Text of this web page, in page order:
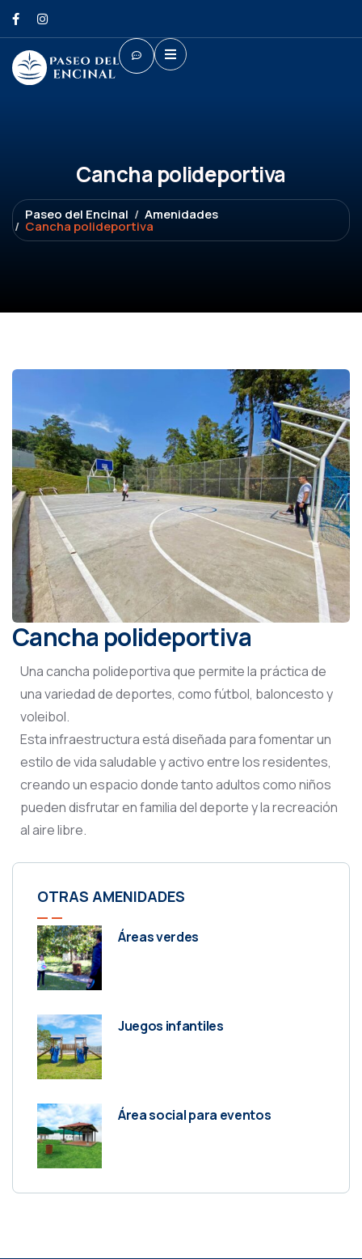
Cancha polideportiva
Paseo del Encinal Amenidades
Cancha polideportiva
Cancha polideportiva
Una cancha polideportiva que permite la práctica de
una variedad de deportes, como fútbol, baloncesto y
voleibol.
Esta infraestructura está diseñada para fomentar un
estilo de vida saludable y activo entre los residentes,
creando un espacio donde tanto adultos como niños
pueden disfrutar en familia del deporte y la recreación
al aire libre.
OTRAS AMENIDADES
Áreas verdes
Juegos infantiles
Área social para eventos